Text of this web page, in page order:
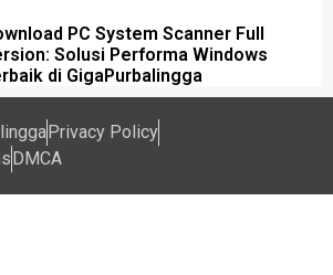
PC System Scanner Full
Solusi Performa Windows
di GigaPurbalingga
Privacy Policy
DMCA